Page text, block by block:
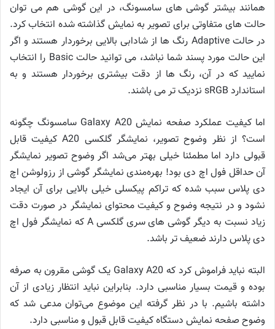
همانند بیشتر گوشی های سامسونگ، در این گوشی هم می توان
حالت های متفاوتی برای تصویر به نمایش گذاشته شده انتخاب کرد.
در حالت Adaptive رنگ ها از شادابی بالایی برخوردار هستند و اگر
این حالت مورد پسند شما نباشد، می توانید حالت Basic را انتخاب
نمایید که در آن، رنگ ها از دقت بیشتری برخوردار هستند و به
استاندارد sRGB نزدیک تر می باشند.
اما کیفیت عملکرد صفحه نمایش Galaxy A20 سامسونگ چگونه
است؟ از نظر وضوح تصویر، نمایشگر گلکسی A20 کیفیت قابل
قبولی دارد اما مطمئنا خیلی بهتر می‌شد اگر وضوح تصویر نمایشگر
آن حداقل فول اچ دی بود! بهره‌مندی نمایشگر گوشی از رزولوشن اچ
دی پلاس سبب شده که تراکم پیکسلی خیلی بالایی برای آن ایجاد
نشود و در نتیجه وضوح و کیفیت محتوای نمایشگر در صورت دقت
زیاد نسبت به دیگر گوشی های سری گلکسی A که نمایشگر فول اچ
دی پلاس دارند ضعیف تر باشد.
البته نباید فراموش کرد که Galaxy A20 یک گوشی مقرون به صرفه
بوده و قیمت بسیار مناسبی دارد. بنابراین نباید انتظار زیادی از آن
داشته باشیم. با در نظر گرفته این موضوع می‌توان مدعی شد که
وضوح صفحه نمایش دستگاه کیفیت قابل قبول و مناسبی دارد.